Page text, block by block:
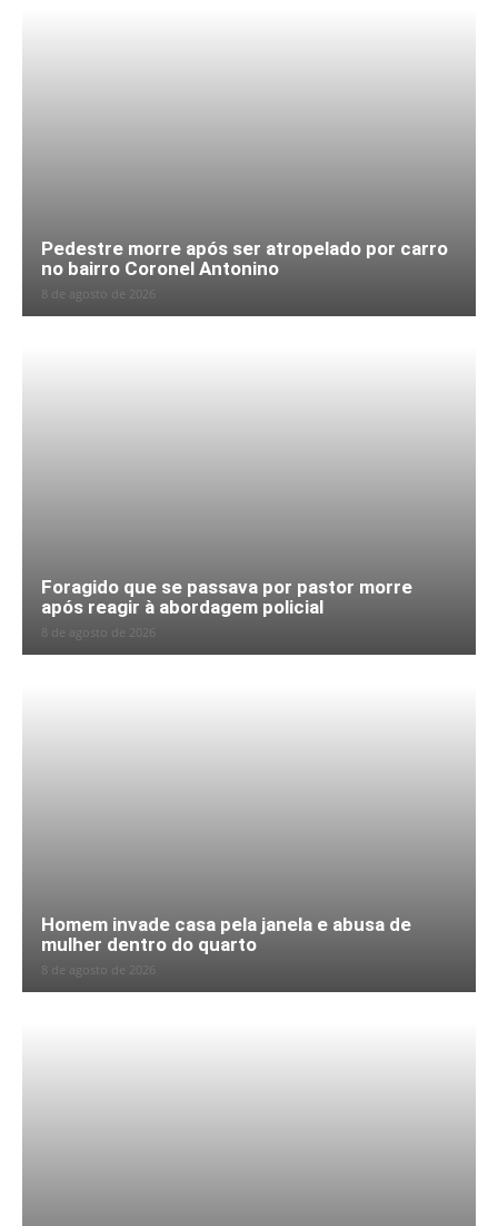
Pedestre morre após ser atropelado por carro
no bairro Coronel Antonino
8 de agosto de 2026
Foragido que se passava por pastor morre
após reagir à abordagem policial
8 de agosto de 2026
Homem invade casa pela janela e abusa de
mulher dentro do quarto
8 de agosto de 2026